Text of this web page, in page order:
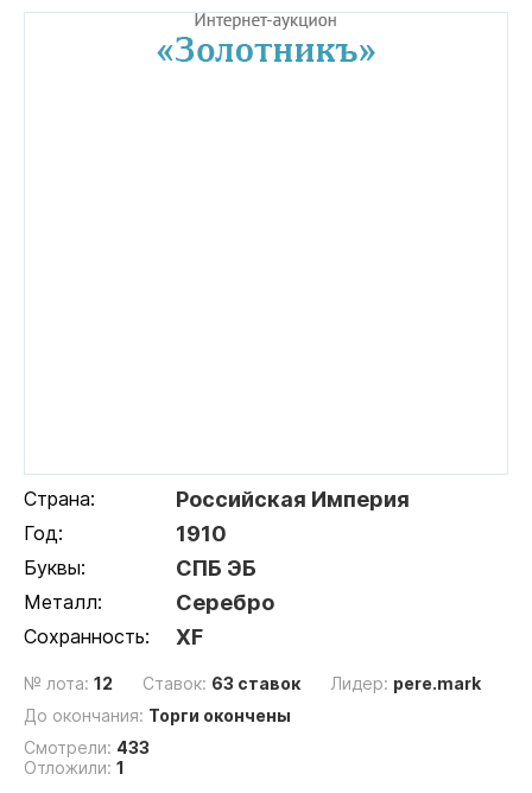
Страна: Российская Империя
Год: 1910
Буквы: СПБ ЭБ
Металл: Серебро
Сохранность: XF
№ лота: 12 Ставок: 63 ставок Лидер: pere.mark
До окончания: Торги окончены
Смотрели: 433
Отложили: 1